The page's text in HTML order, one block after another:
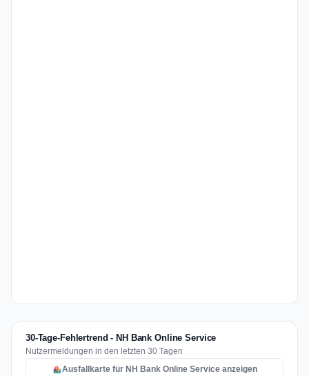
30-Tage-Fehlertrend - NH Bank Online Service
Nutzermeldungen in den letzten 30 Tagen
Ausfallkarte für NH Bank Online Service anzeigen